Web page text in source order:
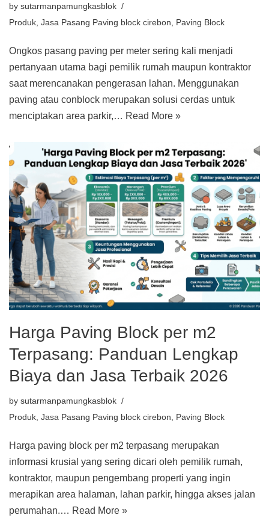
by sutarmanpamungkasblok
Produk Jasa Pasang Paving block cirebon Paving Block
Ongkos pasang paving per meter sering kali menjadi
pertanyaan utama bagi pemilik rumah maupun kontraktor
saat merencanakan pengerasan lahan. Menggunakan
paving atau conblock merupakan solusi cerdas untuk
menciptakan area parkir,… Read More »
Harga Paving Block per m2
Terpasang: Panduan Lengkap
Biaya dan Jasa Terbaik 2026
by sutarmanpamungkasblok
Produk Jasa Pasang Paving block cirebon Paving Block
Harga paving block per m2 terpasang merupakan
informasi krusial yang sering dicari oleh pemilik rumah,
kontraktor, maupun pengembang properti yang ingin
merapikan area halaman, lahan parkir, hingga akses jalan
perumahan.… Read More »